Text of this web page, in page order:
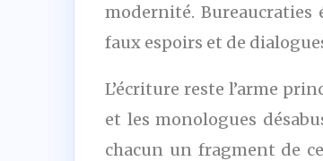
modernité. Bureaucraties
faux espoirs et de
L’écriture reste l’arme
et les monologues
chacun un fragment de